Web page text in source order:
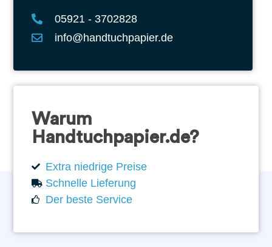
05921 - 3702828
info@handtuchpapier.de
Warum
Handtuchpapier.de?
Extra niedrige Preise
Schnelle Lieferung
Der beste Service